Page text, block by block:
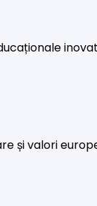
și valori